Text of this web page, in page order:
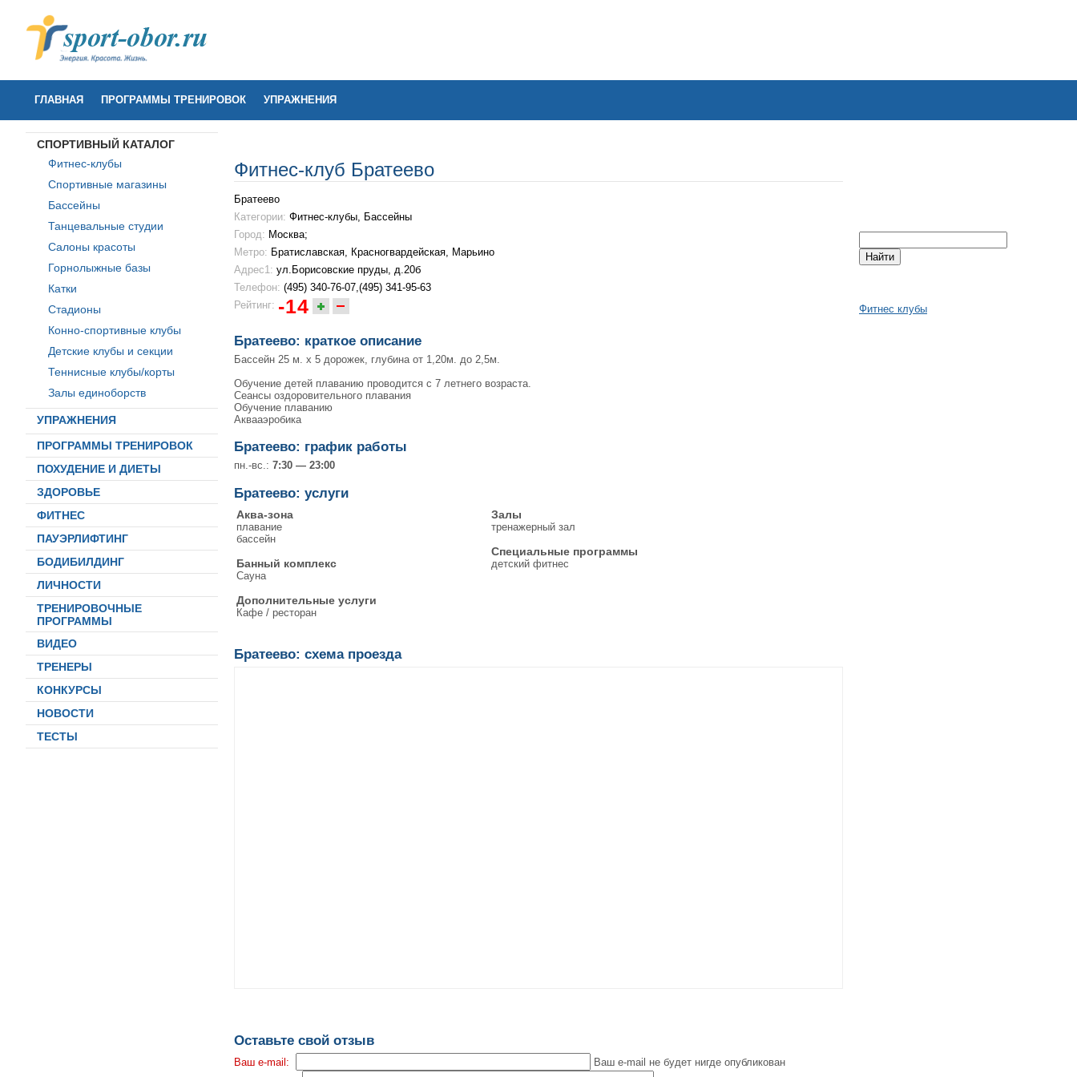
ГЛАВНАЯ ПРОГРАММЫ ТРЕНИРОВОК УПРАЖНЕНИЯ
СПОРТИВНЫЙ КАТАЛОГ
Фитнес-клубы
Спортивные магазины
Бассейны
Танцевальные студии
Салоны красоты
Горнолыжные базы
Катки
Стадионы
Конно-спортивные клубы
Детские клубы и секции
Теннисные клубы/корты
Залы единоборств
УПРАЖНЕНИЯ
ПРОГРАММЫ ТРЕНИРОВОК
ПОХУДЕНИЕ И ДИЕТЫ
ЗДОРОВЬЕ
ФИТНЕС
ПАУЭРЛИФТИНГ
БОДИБИЛДИНГ
ЛИЧНОСТИ
ТРЕНИРОВОЧНЫЕ
ПРОГРАММЫ
ВИДЕО
ТРЕНЕРЫ
КОНКУРСЫ
НОВОСТИ
ТЕСТЫ
Фитнес клубы
Фитнес-клуб Братеево
Братеево
Категории: Фитнес-клубы, Бассейны
Город: Москва;
Метро: Братиславская, Красногвардейская, Марьино
Адрес1: ул.Борисовские пруды, д.20б
Телефон: (495) 340-76-07,(495) 341-95-63
Рейтинг: -14
Братеево: краткое описание
Бассейн 25 м. х 5 дорожек, глубина от 1,20м. до 2,5м.
Обучение детей плаванию проводится с 7 летнего возраста.
Сеансы оздоровительного плавания
Обучение плаванию
Аквааэробика
Братеево: график работы
пн.-вс.: 7:30 — 23:00
Братеево: услуги
Аква-зона
плавание
бассейн
Банный комплекс
Сауна
Дополнительные услуги
Кафе / ресторан
Залы
тренажерный зал
Специальные программы
детский фитнес
Братеево: схема проезда
Оставьте свой отзыв
Ваш e-mail: Ваш e-mail не будет нигде опубликован